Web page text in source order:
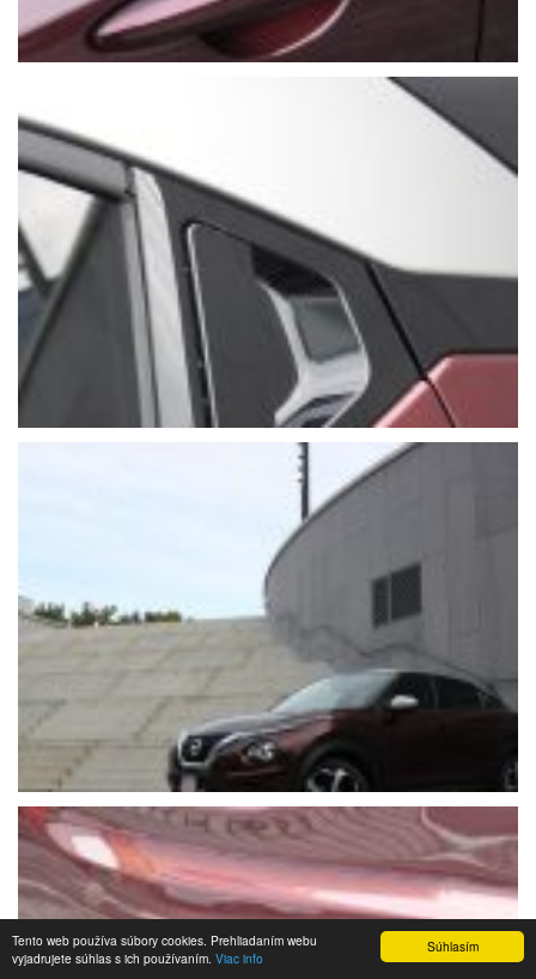
Súhlasím
Tento web používa súbory cookies. Prehliadaním webu
vyjadrujete súhlas s ich používaním. Viac info